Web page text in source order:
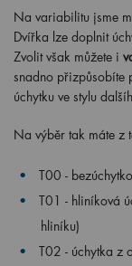
Na variabilitu jsme
Dvířka lze doplnit
Zvolit však můžete i
snadno přizpůsobíte
úchytku ve stylu
Na výběr tak máte z
T00 -
T01 - hliníková
hliníku)
T02 - úchytka z